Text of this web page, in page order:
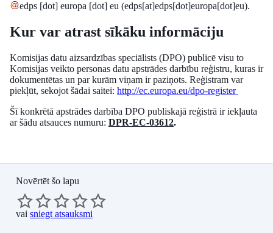
edps [dot] europa [dot] eu (edps[at]edps[dot]europa[dot]eu).
Kur var atrast sīkāku informāciju
Komisijas datu aizsardzības speciālists (DPO) publicē visu to
Komisijas veikto personas datu apstrādes darbību reģistru, kuras ir
dokumentētas un par kurām viņam ir paziņots. Reģistram var
piekļūt, sekojot šādai saitei: http://ec.europa.eu/dpo-register
Šī konkrētā apstrādes darbība DPO publiskajā reģistrā ir iekļauta
ar šādu atsauces numuru: DPR-EC-03612.
Novērtēt šo lapu
vai sniegt atsauksmi